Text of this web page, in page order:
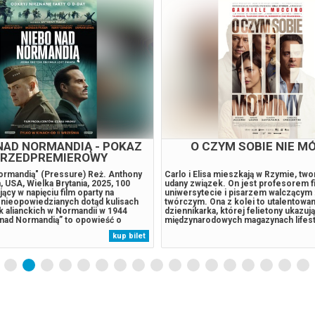
ODYSEJA
siedmioma Oscarami
Christopher Nolan przygotował
„Odyseja” to adaptacja
uznawanego za jedno z
utworów literatury zachodniej. To
Odyseusza, który próbuje
Itaki po wonie trojańskiej.
z polskimi napisami ODYSEJA,
Nolan, USA, Wielka Brytania
kup bilet
JEJ PIEKŁO
Kiedy futurystyczną metropolię
mgła, na wolność wydostaje się
nieuchwytna istota, z której ręki giną
kobiety. W tym czasie amerykański
wyrusza w pełną grozy odyseję, by
córkę z Piekła. Na swojej drodze
kobietę zmagającą się z własnymi
Bezpieczne zakupy w Bilety24. W...